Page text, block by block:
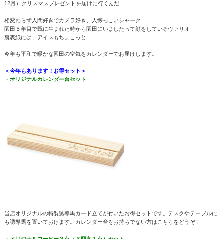
12月）クリスマスプレゼントを届けに行くんだ
相変わらず人間好きでカメラ好き、人懐っこいシャーク
園田５年目で既に生まれた時から園田にいましたって顔をしているヴァリオ
裏表紙には、アイスもちょこっと...
今年も平和で暖かな園田の空気をカレンダーでお届けします。
＜今年もあります！お得セット＞
・ オリジナルカレンダー台セット
当店オリジナルの特製誘導馬カード立てが付いたお得セットです。デスクやテーブルに
も誘導馬を置いておけます。カレンダー台をお持ちでない方はこちらをどうぞ！